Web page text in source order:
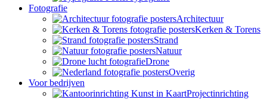
Fotografie
Architectuur
Kerken & Torens
Strand
Natuur
Drone
Overig
Voor bedrijven
Projectinrichting